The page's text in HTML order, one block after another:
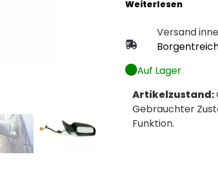
Versand
Auf Lager
Artikelzustand:
Gebrauchter
Funktion.